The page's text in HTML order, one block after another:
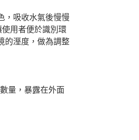
，吸收水氣後慢慢
用者便於識別環
的溼度，做為調整
量，暴露在外面